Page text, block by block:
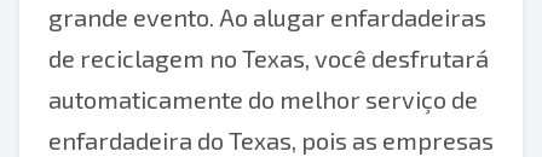
grande evento. Ao alugar enfardadeiras
de reciclagem no Texas, você desfrutará
automaticamente do melhor serviço de
enfardadeira do Texas, pois as empresas